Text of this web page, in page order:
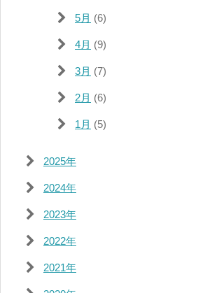
5月 (6)
4月 (9)
3月 (7)
2月 (6)
1月 (5)
2025年
2024年
2023年
2022年
2021年